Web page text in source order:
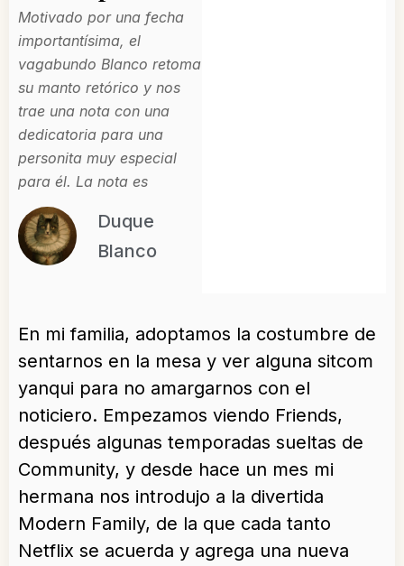
Motivado por una fecha
importantísima, el
vagabundo Blanco retoma
su manto retórico y nos
trae una nota con una
dedicatoria para una
personita muy especial
para él. La nota es
Duque
Blanco
En mi familia, adoptamos la costumbre de
sentarnos en la mesa y ver alguna sitcom
yanqui para no amargarnos con el
noticiero. Empezamos viendo Friends,
después algunas temporadas sueltas de
Community, y desde hace un mes mi
hermana nos introdujo a la divertida
Modern Family, de la que cada tanto
Netflix se acuerda y agrega una nueva